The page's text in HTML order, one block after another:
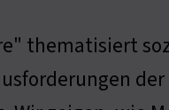
thematisiert
der